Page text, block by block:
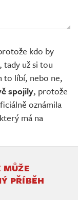
kdo by
už si tou
to líbí, nebo ne,
spojily, protože
oznámila
má na
MŮŽE
PŘÍBĚH